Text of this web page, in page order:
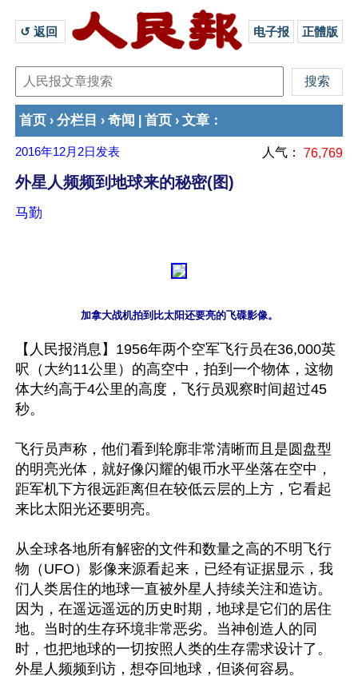
↺ 返回 电子报 正體版
首页 › 分栏目 › 奇闻 首页 › 文章 ：
2016年12月2日 发表 人气： 76,769
外星人频频到地球来的秘密(图)
马勤
【人民报消息】1956年两个空军飞行员在36,000英
呎（大约11公里）的高空中，拍到一个物体，这物
体大约高于4公里的高度，飞行员观察时间超过45
秒。
飞行员声称，他们看到轮廓非常清晰而且是圆盘型
的明亮光体，就好像闪耀的银币水平坐落在空中，
距军机下方很远距离但在较低云层的上方，它看起
来比太阳光还要明亮。
从全球各地所有解密的文件和数量之高的不明飞行
物（UFO）影像来源看起来，已经有证据显示，我
们人类居住的地球一直被外星人持续关注和造访。
因为，在遥远遥远的历史时期，地球是它们的居住
地。当时的生存环境非常恶劣。当神创造人的同
时，也把地球的一切按照人类的生存需求设计了。
外星人频频到访，想夺回地球，但谈何容易。